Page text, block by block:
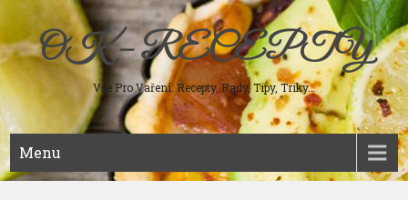
contentOK – RECEPTY
Vše Pro Vaření. Recepty, Rady, Tipy, Triky…
Menu